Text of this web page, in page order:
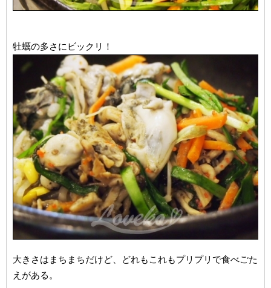
牡蠣の多さにビックリ！
大きさはまちまちだけど、どれもこれもプリプリで食べごた
えがある。